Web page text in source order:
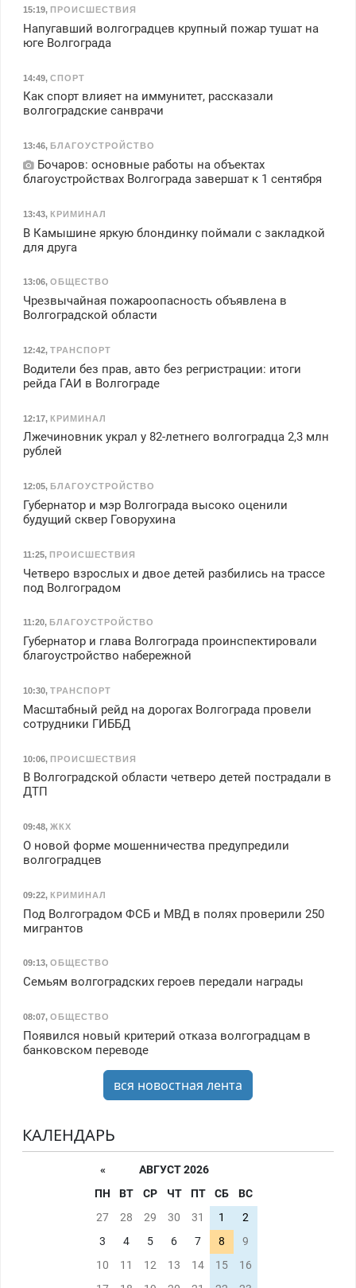
15:19, ПРОИСШЕСТВИЯ
Напугавший волгоградцев крупный пожар тушат на
юге Волгограда
14:49, СПОРТ
Как спорт влияет на иммунитет, рассказали
волгоградские санврачи
13:46, БЛАГОУСТРОЙСТВО
Бочаров: основные работы на объектах
благоустройствах Волгограда завершат к 1 сентября
13:43, КРИМИНАЛ
В Камышине яркую блондинку поймали с закладкой
для друга
13:06, ОБЩЕСТВО
Чрезвычайная пожароопасность объявлена в
Волгоградской области
12:42, ТРАНСПОРТ
Водители без прав, авто без регристрации: итоги
рейда ГАИ в Волгограде
12:17, КРИМИНАЛ
Лжечиновник украл у 82-летнего волгоградца 2,3 млн
рублей
12:05, БЛАГОУСТРОЙСТВО
Губернатор и мэр Волгограда высоко оценили
будущий сквер Говорухина
11:25, ПРОИСШЕСТВИЯ
Четверо взрослых и двое детей разбились на трассе
под Волгоградом
11:20, БЛАГОУСТРОЙСТВО
Губернатор и глава Волгограда проинспектировали
благоустройство набережной
10:30, ТРАНСПОРТ
Масштабный рейд на дорогах Волгограда провели
сотрудники ГИББД
10:06, ПРОИСШЕСТВИЯ
В Волгоградской области четверо детей пострадали в
ДТП
09:48, ЖКХ
О новой форме мошенничества предупредили
волгоградцев
09:22, КРИМИНАЛ
Под Волгоградом ФСБ и МВД в полях проверили 250
мигрантов
09:13, ОБЩЕСТВО
Семьям волгоградских героев передали награды
08:07, ОБЩЕСТВО
Появился новый критерий отказа волгоградцам в
банковском переводе
вся новостная лента
КАЛЕНДАРЬ
«
АВГУСТ 2026
ПН
ВТ СР ЧТ ПТ СБ
ВС
27
28 29 30 31 1
2
3
4 5 6 7 8
9
10
11 12 13 14 15
16